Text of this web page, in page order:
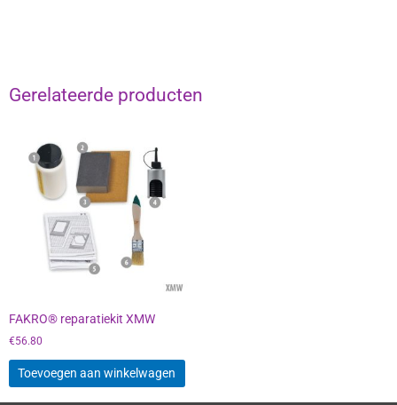
Gerelateerde producten
FAKRO® reparatiekit XMW
€56.80
Toevoegen aan winkelwagen